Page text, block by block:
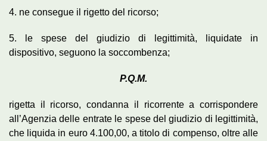
4. ne consegue il rigetto del ricorso;
5. le spese del giudizio di legittimità, liquidate in
dispositivo, seguono la soccombenza;
P.Q.M.
rigetta il ricorso, condanna il ricorrente a corrispondere
all’Agenzia delle entrate le spese del giudizio di legittimità,
che liquida in euro 4.100,00, a titolo di compenso, oltre alle